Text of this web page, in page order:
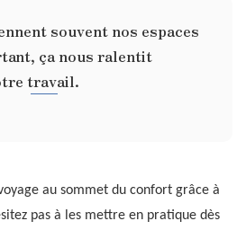
souvent nos espaces
ça nous ralentit
travail.
au sommet du confort grâce à
pas à les mettre en pratique dès